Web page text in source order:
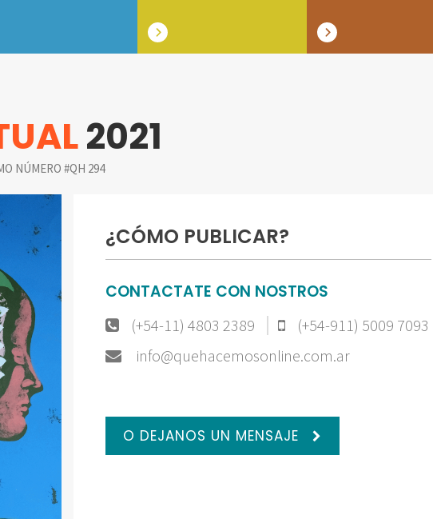
2021
NÚMERO #QH 294
¿CÓMO PUBLICAR?
CONTACTATE CON NOSTROS
(+54-11) 4803 2389
(+54-911) 5009 7093
info@quehacemosonline.com.ar
O DEJANOS UN MENSAJE